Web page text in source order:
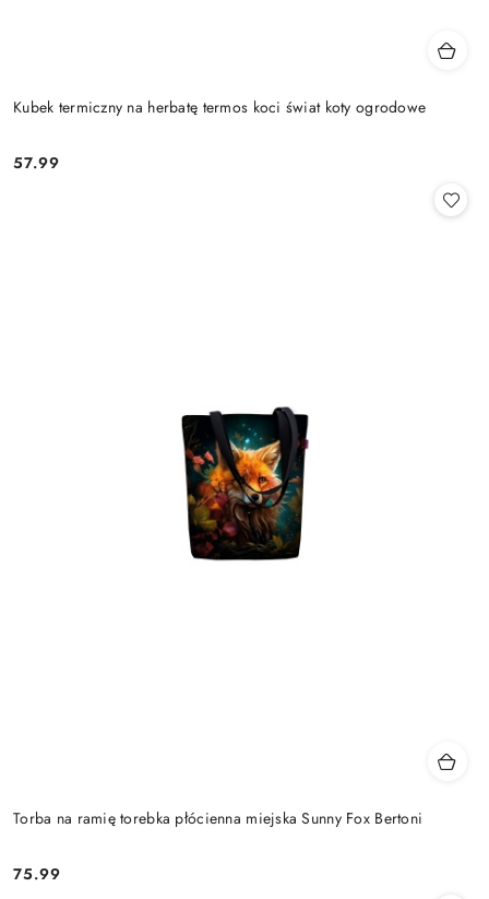
Kubek termiczny na herbatę termos koci świat koty ogrodowe
Cena:
57.99
Torba na ramię torebka płócienna miejska Sunny Fox Bertoni
Cena:
75.99